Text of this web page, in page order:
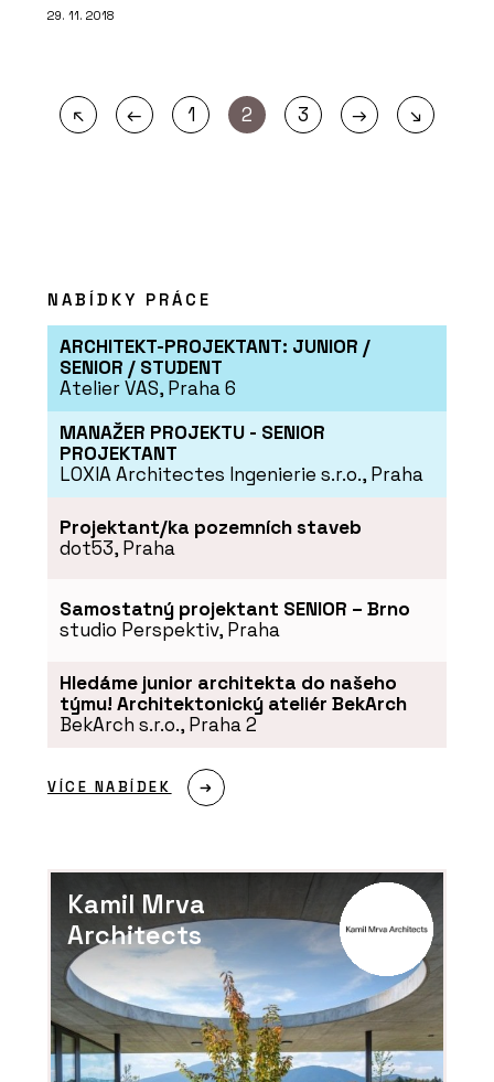
29. 11. 2018
↖ ← 1 2 3 → ↘
NABÍDKY PRÁCE
ARCHITEKT-PROJEKTANT: JUNIOR /
SENIOR / STUDENT
Atelier VAS, Praha 6
MANAŽER PROJEKTU - SENIOR
PROJEKTANT
LOXIA Architectes Ingenierie s.r.o., Praha
Projektant/ka pozemních staveb
dot53, Praha
Samostatný projektant SENIOR – Brno
studio Perspektiv, Praha
Hledáme junior architekta do našeho
týmu! Architektonický ateliér BekArch
BekArch s.r.o., Praha 2
VÍCE NABÍDEK
Kamil Mrva
Architects